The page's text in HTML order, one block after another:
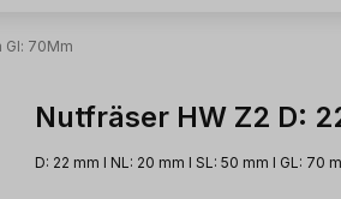
Gl: 70Mm
Nutfräser HW Z2 D:
D: 22 mm l NL: 20 mm l SL: 50 mm l GL: 70